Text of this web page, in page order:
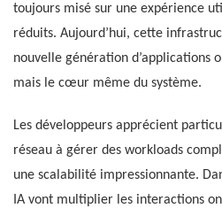
toujours misé sur une expérience
réduits. Aujourd’hui, cette
nouvelle génération d’applications
mais le cœur même du système.
Les développeurs apprécient
réseau à gérer des workloads
une scalabilité impressionnante.
IA vont multiplier les interactions